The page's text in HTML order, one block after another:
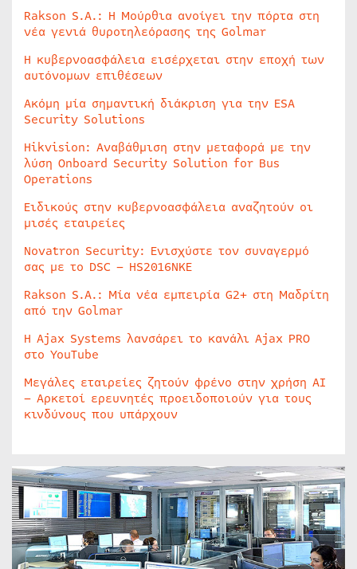
Rakson S.A.: Η Μούρθια ανοίγει την πόρτα στη
νέα γενιά θυροτηλεόρασης της Golmar
Η κυβερνοασφάλεια εισέρχεται στην εποχή των
αυτόνομων επιθέσεων
Ακόμη μία σημαντική διάκριση για την ESA
Security Solutions
Hikvision: Αναβάθμιση στην μεταφορά με την
λύση Onboard Security Solution for Bus
Operations
Ειδικούς στην κυβερνοασφάλεια αναζητούν οι
μισές εταιρείες
Novatron Security: Ενισχύστε τον συναγερμό
σας με το DSC – HS2016NKE
Rakson S.A.: Μία νέα εμπειρία G2+ στη Μαδρίτη
από την Golmar
Η Ajax Systems λανσάρει το κανάλι Ajax PRO
στο YouTube
Μεγάλες εταιρείες ζητούν φρένο στην χρήση AI
– Αρκετοί ερευνητές προειδοποιούν για τους
κινδύνους που υπάρχουν